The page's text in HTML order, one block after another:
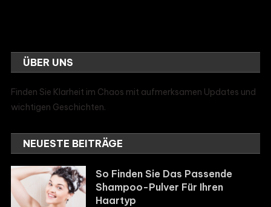
ÜBER UNS
Finden Sie Klarheit im Chaos mit aufmerksamen Updates und
wichtigen Geschichten.
NEUESTE BEITRÄGE
So Finden Sie Das Passende
Shampoo-Pulver Für Ihren
Haartyp